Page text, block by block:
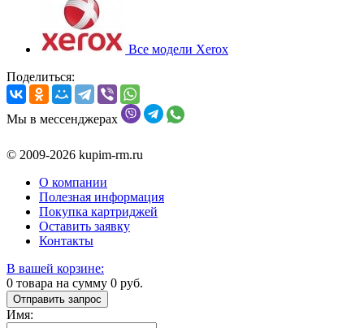
Все модели Xerox
Поделиться:
Мы в мессенджерах
© 2009-2026 kupim-rm.ru
О компании
Полезная информация
Покупка картриджей
Оставить заявку
Контакты
В вашей корзине:
0 товара на сумму 0 руб.
Отправить запрос
Имя: